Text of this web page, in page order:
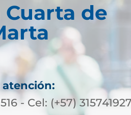
de
atención:
- Cel: (+57)